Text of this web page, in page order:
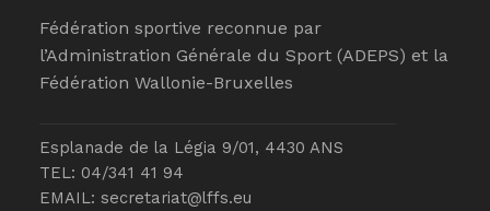
Fédération sportive reconnue par
l’Administration Générale du Sport (ADEPS) et la
Fédération Wallonie-Bruxelles
Esplanade de la Légia 9/01, 4430 ANS
TEL: 04/341 41 94
EMAIL: secretariat@lffs.eu